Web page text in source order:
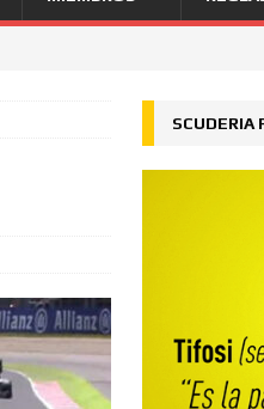
NOTICIAS
SCUDERIA